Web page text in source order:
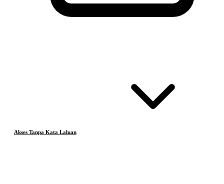
Akses Tanpa Kata Laluan